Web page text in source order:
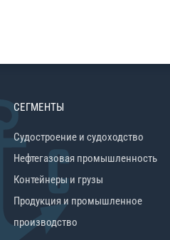
СЕГМЕНТЫ
Судостроение и судоходство
Нефтегазовая промышленность
Контейнеры и грузы
Продукция и промышленное
производство